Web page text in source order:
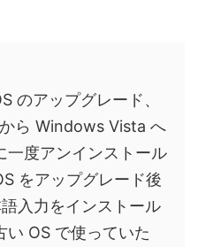
のアップグレード、
ら Windows Vista へ
一度アンインストール
をアップグレード後
入力をインストール
い OS で使っていた